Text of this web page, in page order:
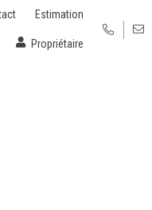
Estimation
Propriétaire